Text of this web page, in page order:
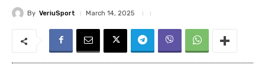
By VeriuSport March 14, 2025